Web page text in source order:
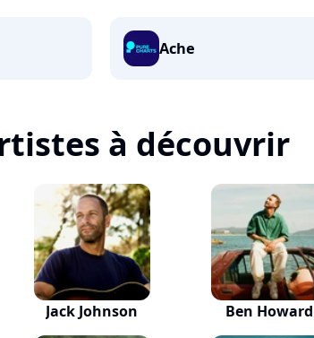
Ache
à découvrir
Jack Johnson Ben Howard